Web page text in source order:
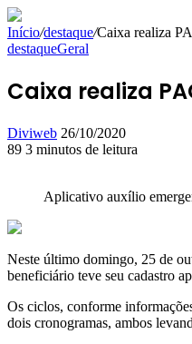
Início/destaque/Caixa realiza
destaqueGeral
Caixa realiza
Diviweb Mande
um
26/10/2020
89 3 minutos de leitura
Aplicativo auxílio
Neste último domingo, 25 de
beneficiário teve seu cadastro
Os ciclos, conforme
dois cronogramas, ambos